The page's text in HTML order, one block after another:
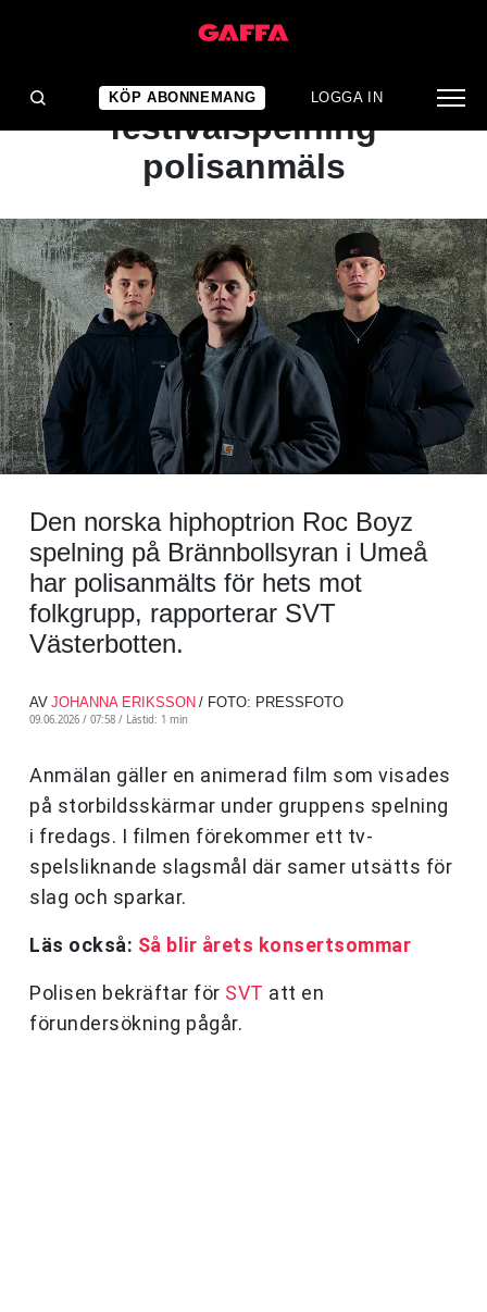
KÖP ABONNEMANG LOGGA IN
NYHET
Roc Boyz
festivalspelning
polisanmäls
Den norska hiphoptrion Roc Boyz
spelning på Brännbollsyran i Umeå
har polisanmälts för hets mot
folkgrupp, rapporterar SVT
Västerbotten.
AV JOHANNA ERIKSSON / FOTO: PRESSFOTO
09.06.2026 / 07:58 / Lästid: 1 min
Anmälan gäller en animerad film som visades
på storbildsskärmar under gruppens spelning
i fredags. I filmen förekommer ett tv-
spelsliknande slagsmål där samer utsätts för
slag och sparkar.
Läs också: Så blir årets konsertsommar
Polisen bekräftar för SVT att en
förundersökning pågår.